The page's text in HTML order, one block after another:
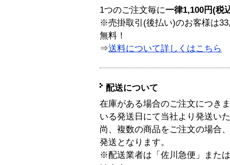
1つのご注文毎に一律1,100円(税
※売掛取引(後払い)のお客様は
無料！
⇒送料について詳しくはこちら
配送について
在庫がある場合のご注文につき
いる発送日にて当社より発送い
尚、複数の商品をご注文の場合
発送となります。
※配送業者は「佐川急便」また